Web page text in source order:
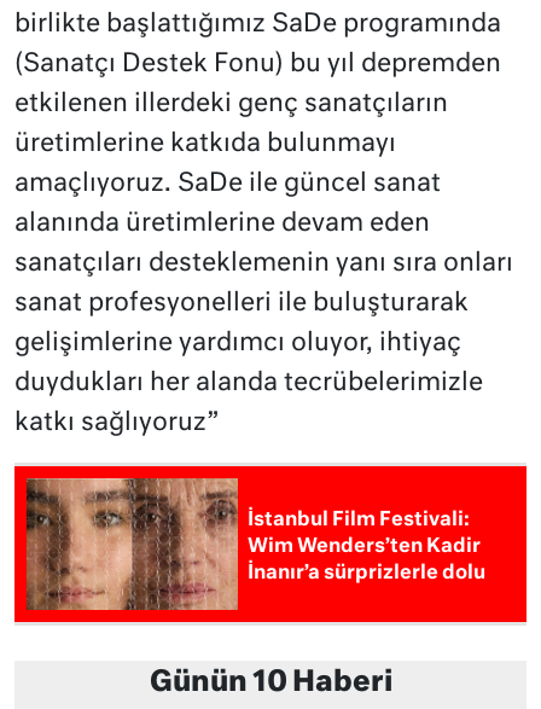
birlikte başlattığımız SaDe programında
(Sanatçı Destek Fonu) bu yıl depremden
etkilenen illerdeki genç sanatçıların
üretimlerine katkıda bulunmayı
amaçlıyoruz. SaDe ile güncel sanat
alanında üretimlerine devam eden
sanatçıları desteklemenin yanı sıra onları
sanat profesyonelleri ile buluşturarak
gelişimlerine yardımcı oluyor, ihtiyaç
duydukları her alanda tecrübelerimizle
katkı sağlıyoruz”
İstanbul Film Festivali:
Wim Wenders’ten Kadir
İnanır’a sürprizlerle dolu
Günün 10 Haberi